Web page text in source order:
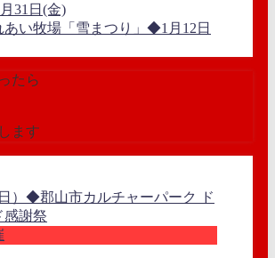
31日(金)
あい牧場「雪まつり」◆1月12日
たら
ます